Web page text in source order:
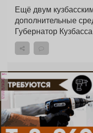
Ещё двум
дополнительные
Губернатор
реклама